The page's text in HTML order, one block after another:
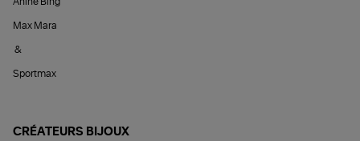
Max Mara
&
Sportmax
CRÉATEURS BIJOUX